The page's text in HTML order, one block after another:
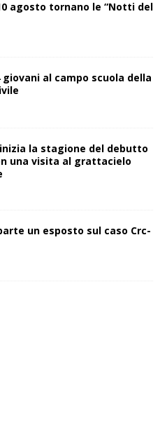
agosto tornano le “Notti del
giovani al campo scuola della
inizia la stagione del debutto
una visita al grattacielo
un esposto sul caso Crc-